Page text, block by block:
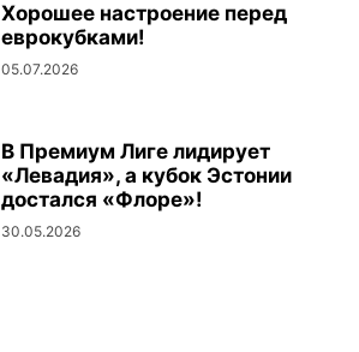
Хорошее настроение перед
еврокубками!
05.07.2026
В Премиум Лиге лидирует
«Левадия», а кубок Эстонии
достался «Флоре»!
30.05.2026